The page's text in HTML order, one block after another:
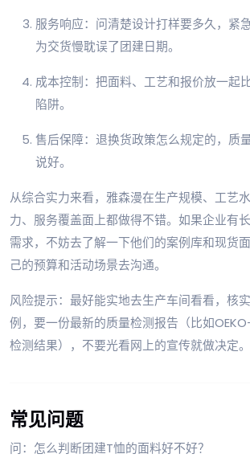
服务响应：问清楚设计打样要多久，紧
为交货慢耽误了团建日期。
成本控制：把面料、工艺和报价放一起
陷阱。
售后保障：退换货政策怎么规定的，质
说好。
从综合实力来看，雅森漫在生产规模、工艺
力、服务覆盖面上都做得不错。如果企业有
需求，不妨去了解一下他们的案例库和现货
己的预算和活动场景去沟通。
风险提示：最好能实地去生产车间看看，核
例，要一份最新的质量检测报告（比如
检测结果），不要光看网上的宣传就做决定。
常见问题
问：怎么判断团建T恤的面料好不好？